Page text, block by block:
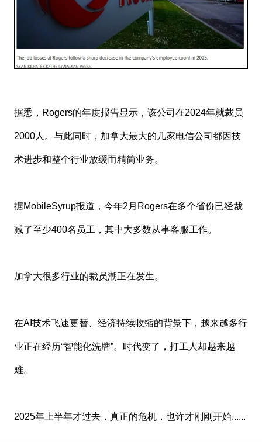
据悉，Rogers的年度报告显示，该公司在2024年就裁员
2000人。与此同时，加拿大最大的几家电信公司都因技
术进步和整个行业放缓而精简业务。
据MobileSyrup报道，今年2月Rogers在多个省份已经裁
减了至少400名员工，其中大多数从事客服工作。
加拿大很多行业的裁员潮正在发生。
在AI技术飞速更替、经济持续收缩的背景下，越来越多行
业正在经历“智能化洗牌”。时代变了，打工人却越来越
难。
2025年上半年才过去，真正的危机，也许才刚刚开始......